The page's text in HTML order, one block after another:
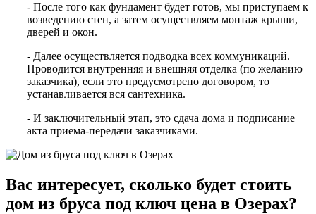
- После того как фундамент будет готов, мы приступаем к
возведению стен, а затем осуществляем монтаж крыши,
дверей и окон.
- Далее осуществляется подводка всех коммуникаций.
Проводится внутренняя и внешняя отделка (по желанию
заказчика), если это предусмотрено договором, то
устанавливается вся сантехника.
- И заключительный этап, это сдача дома и подписание
акта приема-передачи заказчиками.
Вас интересует, сколько будет стоить
дом из бруса под ключ цена в Озерах?